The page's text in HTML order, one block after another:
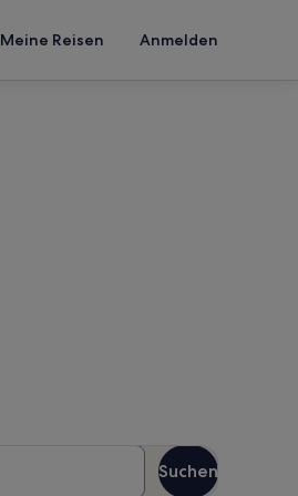
Meine Reisen Anmelden
Suchen